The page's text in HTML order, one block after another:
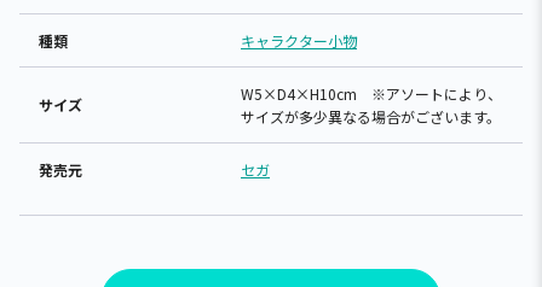
種類 キャラクター小物
サイズ
W5×D4×H10cm ※アソートにより、
サイズが多少異なる場合がございます。
発売元 セガ